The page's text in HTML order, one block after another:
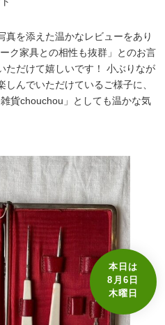
本日は
8月6日
木曜日
真を添えた温かなレビューをあり
ク家具との相性も抜群」とのお言
ただけて嬉しいです！ 小ぶりなが
んでいただけているご様子に、
貨chouchou」としても温かな気